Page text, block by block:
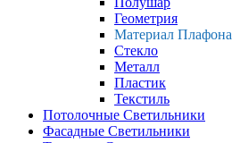
Геометрия
Материал Плафона
Стекло
Металл
Пластик
Текстиль
Потолочные Светильники
Фасадные Светильники